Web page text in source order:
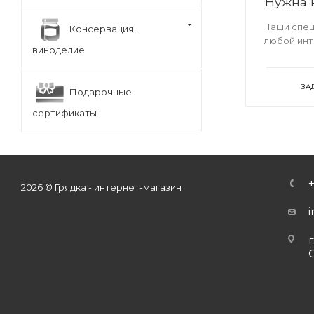
Наши
любой
Консервация,
виноделие
Подарочные
сертификаты
2026 © Грядка - интернет-магазин